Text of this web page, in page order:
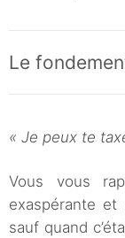
Le
« Je peux te
Vous vous
exaspérante
sauf quand